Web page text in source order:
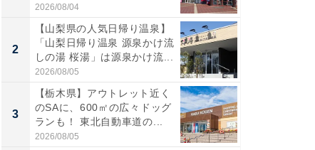
道...
2026/08/04
2
【山梨県の人気日帰り温泉】
「山梨日帰り温泉 源泉かけ流
しの湯 桜湯」は源泉かけ流...
2026/08/05
3
【栃木県】アウトレット近く
のSAに、600㎡の広々ドッグ
ランも！ 東北自動車道の...
2026/08/05